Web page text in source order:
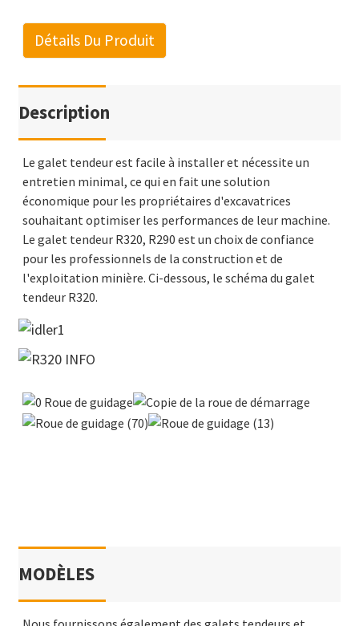
Détails Du Produit
Description
Le galet tendeur est facile à installer et nécessite un
entretien minimal, ce qui en fait une solution
économique pour les propriétaires d'excavatrices
souhaitant optimiser les performances de leur machine.
Le galet tendeur R320, R290 est un choix de confiance
pour les professionnels de la construction et de
l'exploitation minière. Ci-dessous, le schéma du galet
tendeur R320.
MODÈLES